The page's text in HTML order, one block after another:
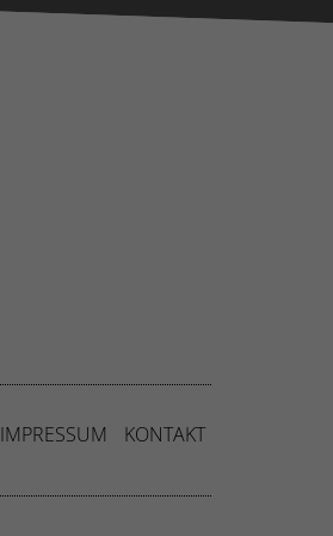
IMPRESSUM KONTAKT